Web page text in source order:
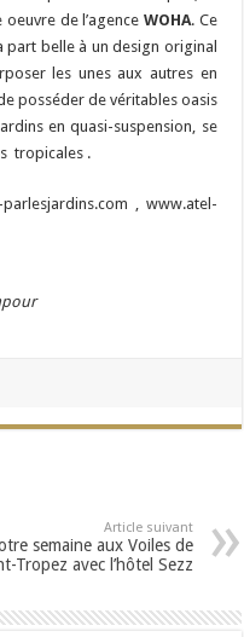
de l’agence WOHA. Ce
belle à un design original
les unes aux autres en
posséder de véritables oasis
en quasi-suspension, se
tropicales .
, www.atel-
Article suivant
semaine aux Voiles de
Tropez avec l’hôtel Sezz